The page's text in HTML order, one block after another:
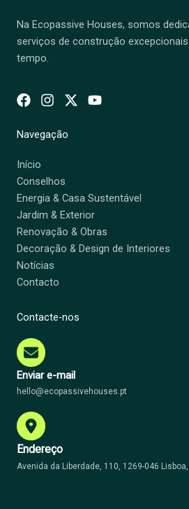
Na Ecopassive Houses, somos
serviços de construção
tempo.
Navegação
Início
Conselhos
Energia & Casa Sustentável
Jardim & Exterior
Renovação & Obras
Decoração & Design de Interiores
Notícias
Contacto
Contacte-nos
Enviar e-mail
hello@ecopassivehouses.pt
Endereço
Avenida da Liberdade, 110, 1269-046 Lisboa,